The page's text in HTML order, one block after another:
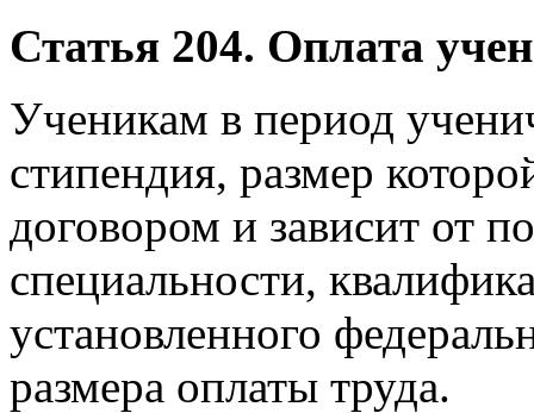
Статья 204. Оплата
Ученикам в период
стипендия, размер
договором и зависит от
специальности,
установленного
размера оплаты труда.